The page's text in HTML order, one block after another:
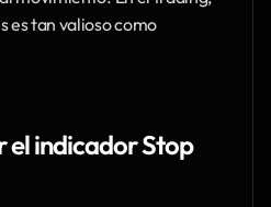
es tan valioso como
indicador Stop